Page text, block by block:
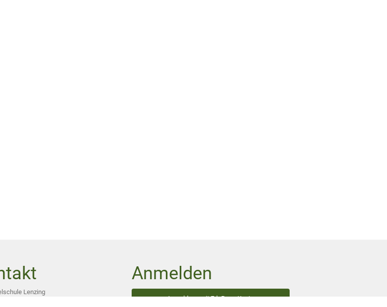
Lenzing
Anmelden
Anmeldung mit EduPage-Konto